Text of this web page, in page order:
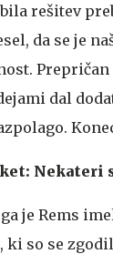
rešitev
da se je
Prepričan
dal
Nekateri
je Rems
so se